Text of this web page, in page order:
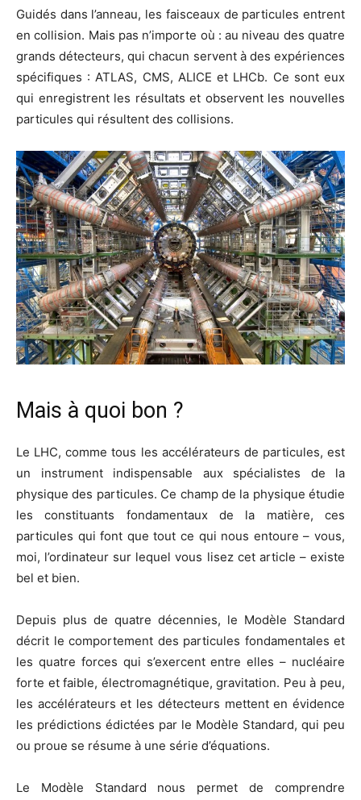
Guidés dans l’anneau, les faisceaux de particules entrent
en collision. Mais pas n’importe où : au niveau des quatre
grands détecteurs, qui chacun servent à des expériences
spécifiques : ATLAS, CMS, ALICE et LHCb. Ce sont eux
qui enregistrent les résultats et observent les nouvelles
particules qui résultent des collisions.
Mais à quoi bon ?
Le LHC, comme tous les accélérateurs de particules, est
un instrument indispensable aux spécialistes de la
physique des particules. Ce champ de la physique étudie
les constituants fondamentaux de la matière, ces
particules qui font que tout ce qui nous entoure – vous,
moi, l’ordinateur sur lequel vous lisez cet article – existe
bel et bien.
Depuis plus de quatre décennies, le Modèle Standard
décrit le comportement des particules fondamentales et
les quatre forces qui s’exercent entre elles – nucléaire
forte et faible, électromagnétique, gravitation. Peu à peu,
les accélérateurs et les détecteurs mettent en évidence
les prédictions édictées par le Modèle Standard, qui peu
ou proue se résume à une série d’équations.
Le Modèle Standard nous permet de comprendre